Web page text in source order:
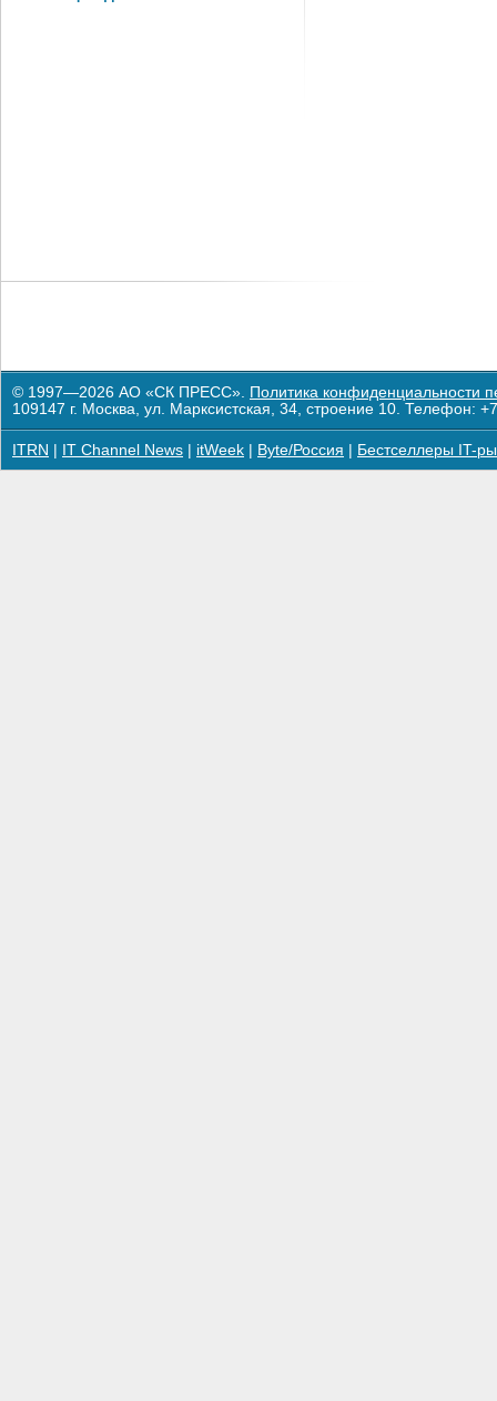
© 1997—2026 АО «СК ПРЕСС». Политика конфиденциальности
109147 г. Москва, ул. Марксистская, 34, строение 10. Телефон:
ITRN IT Channel News itWeek Byte/Россия Бестселлеры IT-